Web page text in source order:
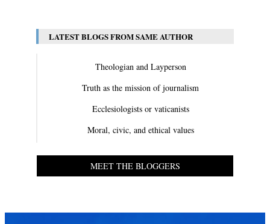
LATEST BLOGS FROM SAME AUTHOR
Theologian and Layperson
Truth as the mission of journalism
Ecclesiologists or vaticanists
Moral, civic, and ethical values
MEET THE BLOGGERS